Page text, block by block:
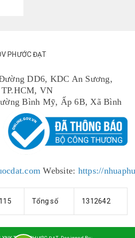
PHƯỚC ĐẠT
DD6, KDC An Sương,
VN
Bình Mỹ, Ấp 6B, Xã Bình
Website: https://
115 Tổng số 1312642